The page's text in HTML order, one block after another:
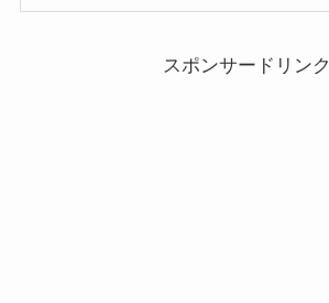
スポンサードリンク